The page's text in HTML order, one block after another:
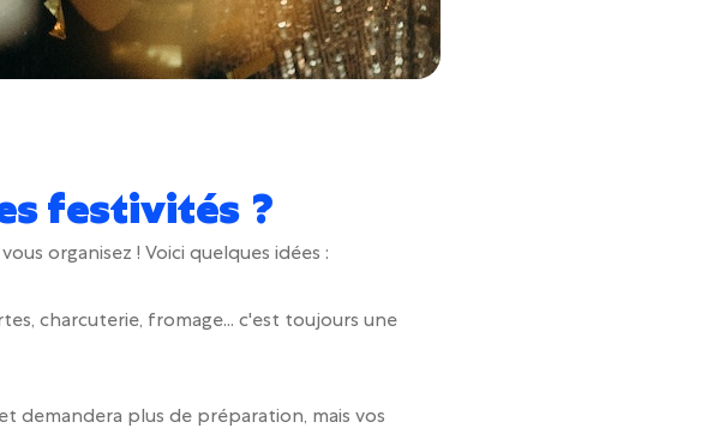
festivités ?
organisez ! Voici quelques idées :
charcuterie, fromage... c'est toujours une
demandera plus de préparation, mais vos